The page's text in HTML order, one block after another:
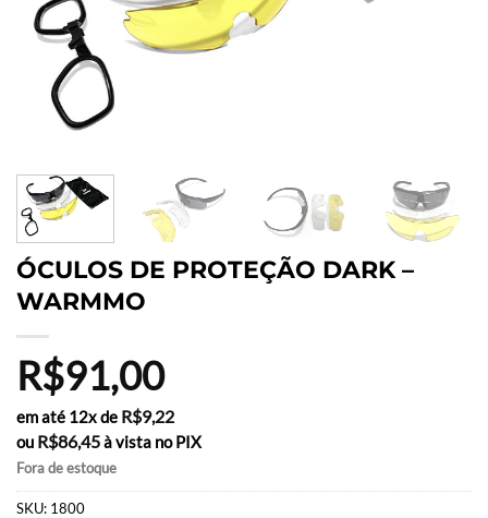
ÓCULOS DE PROTEÇÃO DARK –
WARMMO
R$91,00
em até 12x de R$9,22
ou R$86,45à vista no PIX
Fora de estoque
SKU: 1800